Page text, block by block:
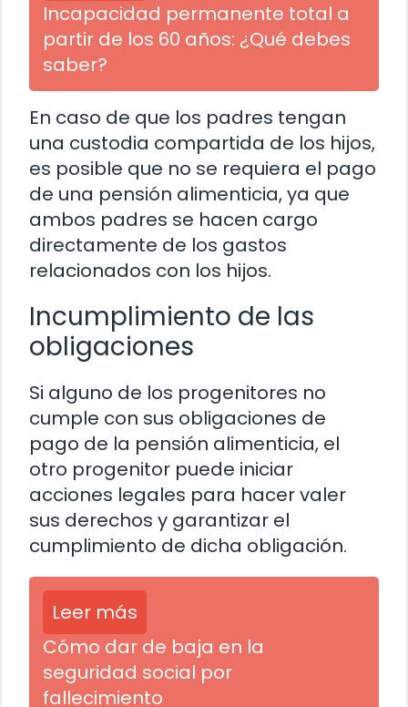
Incapacidad permanente total a
partir de los 60 años: ¿Qué debes
saber?
En caso de que los padres tengan
una custodia compartida de los hijos,
es posible que no se requiera el pago
de una pensión alimenticia, ya que
ambos padres se hacen cargo
directamente de los gastos
relacionados con los hijos.
Incumplimiento de las
obligaciones
Si alguno de los progenitores no
cumple con sus obligaciones de
pago de la pensión alimenticia, el
otro progenitor puede iniciar
acciones legales para hacer valer
sus derechos y garantizar el
cumplimiento de dicha obligación.
Leer más
Cómo dar de baja en la
seguridad social por
fallecimiento